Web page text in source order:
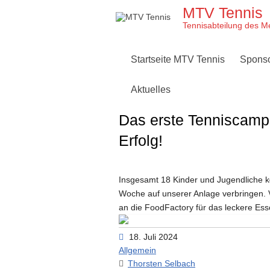
MTV Tennis
Tennisabteilung des
Startseite MTV Tennis
Aktuelles
Das erste
Erfolg!
Insgesamt 18 Kinder und Jugendliche
Woche auf unserer Anlage
an die FoodFactory für das leckere
18. Juli 2024
Allgemein
Thorsten Selbach